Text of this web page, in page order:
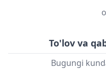
To'lov va
Bugungi